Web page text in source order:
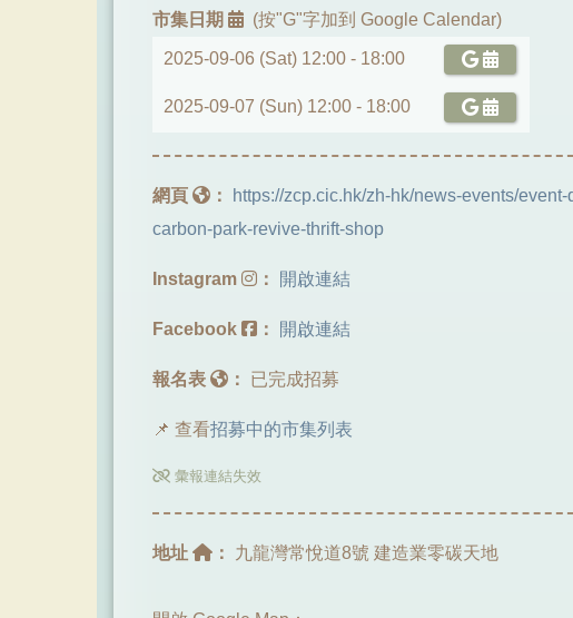
市集日期 (按"G"字加到 Google Calendar)
2025-09-06 (Sat) 12:00 - 18:00
2025-09-07 (Sun) 12:00 - 18:00
網頁 ：
https://zcp.cic.hk/zh-hk/news-events/
carbon-park-revive-thrift-shop
Instagram ： 開啟連結
Facebook ： 開啟連結
報名表 ： 已完成招募
📌 查看招募中的市集列表
彙報連結失效
地址 ： 九龍灣常悅道8號 建造業零碳天地